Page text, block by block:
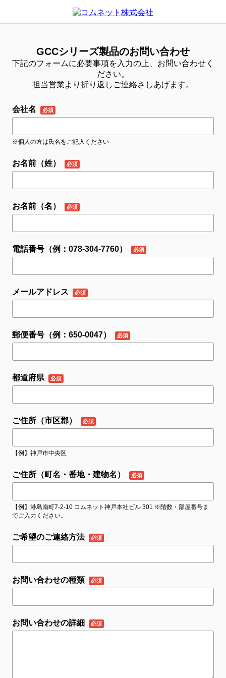
GCCシリーズ製品のお問い合わせ
下記のフォームに必要事項を入力の上、お問い合わせく
ださい。
担当営業より折り返しご連絡さしあげます。
会社名
※個人の方は氏名をご記入ください
お名前（姓）
お名前（名）
電話番号（例：078-304-7760）
メールアドレス
郵便番号（例：650-0047）
都道府県
ご住所（市区郡）
【例】神戸市中央区
ご住所（町名・番地・建物名）
【例】港島南町7-2-10 コムネット神戸本社ビル 301 ※階数・部屋番号ま
でご入力ください。
ご希望のご連絡方法
お問い合わせの種類
お問い合わせの詳細